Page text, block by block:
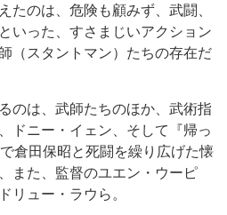
のは、危険も顧みず、武闘、
いった、すさまじいアクション
（スタントマン）たちの存在だ
のは、武師たちのほか、武術指
ドニー・イェン、そして『帰っ
倉田保昭と死闘を繰り広げた懐
また、監督のユエン・ウーピ
リュー・ラウら。